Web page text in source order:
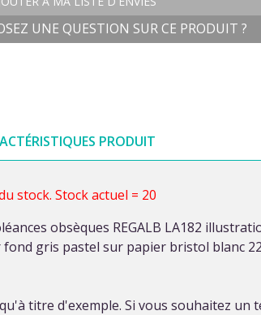
UNE QUESTION SUR CE PRODUIT ?
PRODUIT
stock. Stock actuel = 20
obsèques REGALB LA182
gris pastel sur papier bristol blanc
titre d'exemple. Si vous souhaitez un